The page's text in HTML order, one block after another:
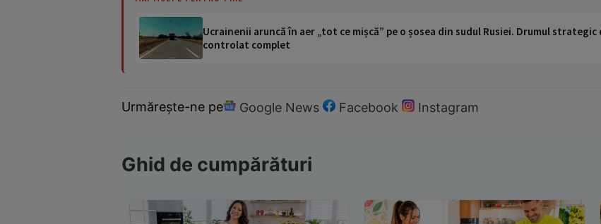
Ucrainenii aruncă în aer „tot ce mișcă” pe o șosea din sudul Rusiei. Drumul
controlat complet
Urmărește-ne pe Google News Facebook Instagram
Ghid de cumpărături